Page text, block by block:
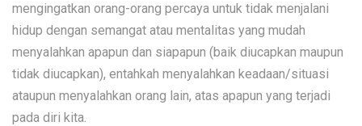
mengingatkan orang-orang percaya untuk tidak menjalani
hidup dengan semangat atau mentalitas yang mudah
menyalahkan apapun dan siapapun (baik diucapkan maupun
tidak diucapkan), entahkah menyalahkan keadaan/situasi
ataupun menyalahkan orang lain, atas apapun yang terjadi
pada diri kita.